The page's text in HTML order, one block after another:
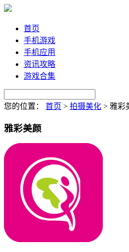
首页
手机游戏
手机应用
资讯攻略
游戏合集
您的位置： 首页 > 拍摄美化 > 雅彩
雅彩美颜